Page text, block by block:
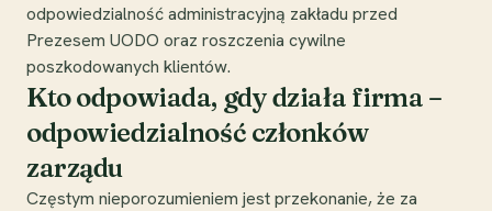
odpowiedzialność administracyjną zakładu przed
Prezesem UODO oraz roszczenia cywilne
poszkodowanych klientów.
Kto odpowiada, gdy działa firma –
odpowiedzialność członków
zarządu
Częstym nieporozumieniem jest przekonanie, że za